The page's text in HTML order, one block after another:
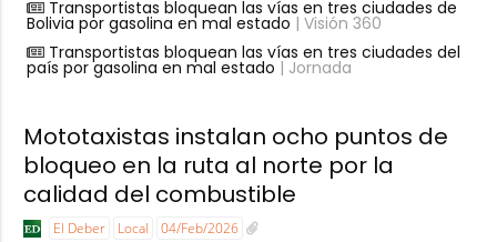
Transportistas bloquean las vías en tres ciudades de
Bolivia por gasolina en mal estado | Visión 360
Transportistas bloquean las vías en tres ciudades del
país por gasolina en mal estado | Jornada
Mototaxistas instalan ocho puntos de
bloqueo en la ruta al norte por la
calidad del combustible
El Deber Local 04/Feb/2026